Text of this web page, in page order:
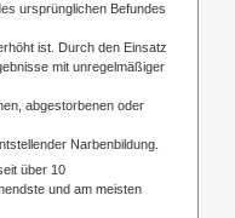
ursprünglichen Befundes
ist. Durch den Einsatz
mit unregelmäßiger
abgestorbenen oder
Narbenbildung.
über 10
und am meisten